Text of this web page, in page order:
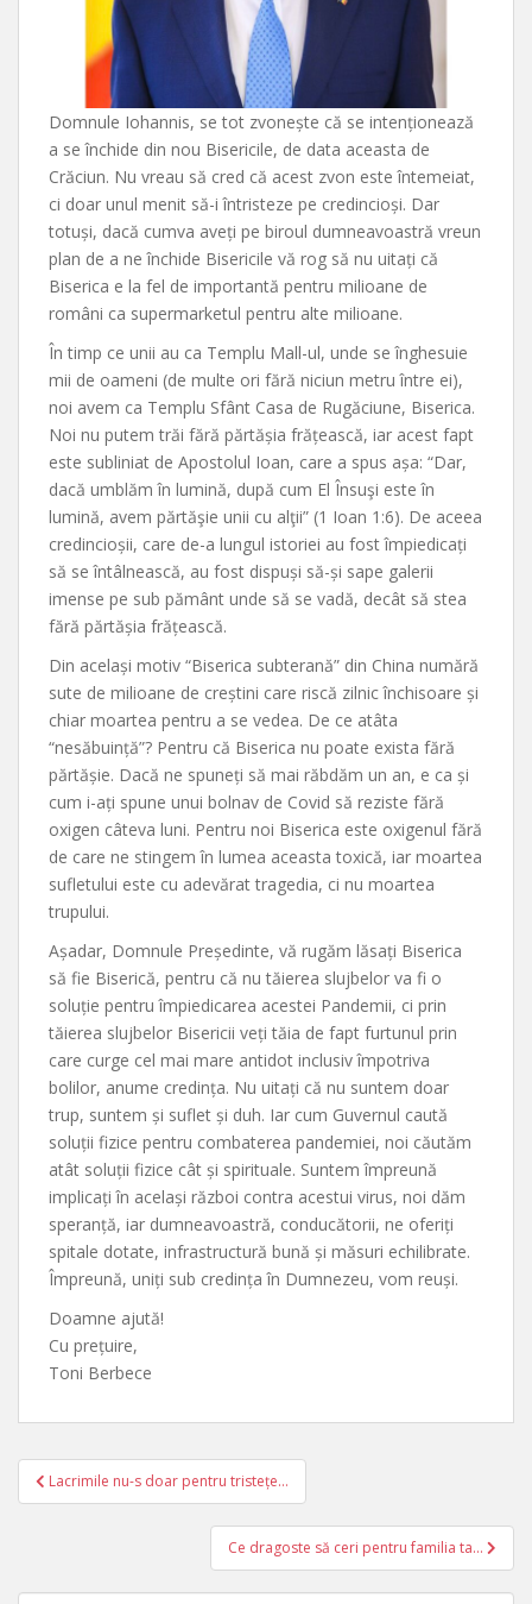
Domnule Iohannis, se tot zvonește că se intenționează
a se închide din nou Bisericile, de data aceasta de
Crăciun. Nu vreau să cred că acest zvon este întemeiat,
ci doar unul menit să-i întristeze pe credincioși. Dar
totuși, dacă cumva aveți pe biroul dumneavoastră vreun
plan de a ne închide Bisericile vă rog să nu uitați că
Biserica e la fel de importantă pentru milioane de
români ca supermarketul pentru alte milioane.
În timp ce unii au ca Templu Mall-ul, unde se înghesuie
mii de oameni (de multe ori fără niciun metru între ei),
noi avem ca Templu Sfânt Casa de Rugăciune, Biserica.
Noi nu putem trăi fără părtășia frățească, iar acest fapt
este subliniat de Apostolul Ioan, care a spus așa: “Dar,
dacă umblăm în lumină, după cum El Însuşi este în
lumină, avem părtăşie unii cu alţii” (1 Ioan 1:6). De aceea
credincioșii, care de-a lungul istoriei au fost împiedicați
să se întâlnească, au fost dispuși să-și sape galerii
imense pe sub pământ unde să se vadă, decât să stea
fără părtășia frățească.
Din același motiv “Biserica subterană” din China numără
sute de milioane de creștini care riscă zilnic închisoare și
chiar moartea pentru a se vedea. De ce atâta
“nesăbuință”? Pentru că Biserica nu poate exista fără
părtășie. Dacă ne spuneți să mai răbdăm un an, e ca și
cum i-ați spune unui bolnav de Covid să reziste fără
oxigen câteva luni. Pentru noi Biserica este oxigenul fără
de care ne stingem în lumea aceasta toxică, iar moartea
sufletului este cu adevărat tragedia, ci nu moartea
trupului.
Așadar, Domnule Președinte, vă rugăm lăsați Biserica
să fie Biserică, pentru că nu tăierea slujbelor va fi o
soluție pentru împiedicarea acestei Pandemii, ci prin
tăierea slujbelor Bisericii veți tăia de fapt furtunul prin
care curge cel mai mare antidot inclusiv împotriva
bolilor, anume credința. Nu uitați că nu suntem doar
trup, suntem și suflet și duh. Iar cum Guvernul caută
soluții fizice pentru combaterea pandemiei, noi căutăm
atât soluții fizice cât și spirituale. Suntem împreună
implicați în același război contra acestui virus, noi dăm
speranță, iar dumneavoastră, conducătorii, ne oferiți
spitale dotate, infrastructură bună și măsuri echilibrate.
Împreună, uniți sub credința în Dumnezeu, vom reuși.
Doamne ajută!
Cu prețuire,
Toni Berbece
Post
navigation
Lacrimile nu-s doar pentru tristețe…
Ce dragoste să ceri pentru familia ta…